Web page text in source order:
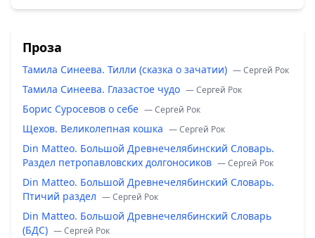
Проза
Тамила Синеева. Тилли (сказка о зачатии) — Сергей Рок
Тамила Синеева. Глазастое чудо — Сергей Рок
Борис Суросевов о себе — Сергей Рок
Щехов. Великолепная кошка — Сергей Рок
Din Matteo. Большой Древнечелябинский Словарь.
Раздел петропавловских долгоносиков — Сергей Рок
Din Matteo. Большой Древнечелябинский Словарь.
Птичий раздел — Сергей Рок
Din Matteo. Большой Древнечелябинский Словарь
(БДС) — Сергей Рок